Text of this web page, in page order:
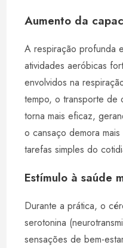
Aumento da
A respiração profunda
atividades aeróbicas
envolvidos na
tempo, o transporte de
torna mais eficaz,
o cansaço demora
tarefas simples do
Estímulo à saúde
Durante a prática, o
serotonina
sensações de bem-